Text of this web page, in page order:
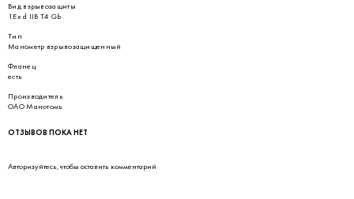
Вид взрывозащиты
1Ех d IIВ Т4 Gb
Тип
Манометр взрывозащищенный
Фланец
есть
Производитель
ОАО Манотомь
ОТЗЫВОВ ПОКА НЕТ
Авторизуйтесь, чтобы оставить комментарий